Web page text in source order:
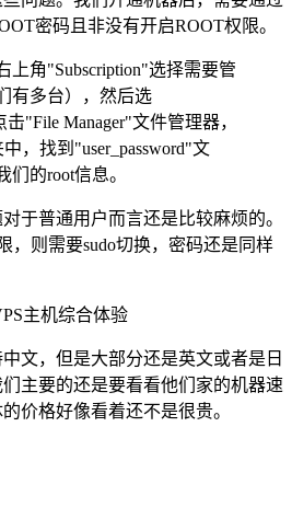
密码且非没有开启ROOT权限。
上角"Subscription"选择需要管
有多台），然后选
"File Manager"文件管理器，
，找到"user_password"文
的root信息。
于普通用户而言还是比较麻烦的。
，则需要sudo切换，密码还是同样
主机综合体验
文，但是大部分还是英文或者是日
主要的还是要看看他们家的机器速
价格好像看着还不是很贵。